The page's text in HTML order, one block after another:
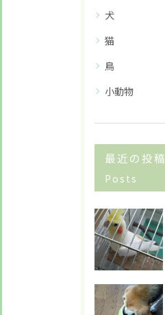
犬
猫
鳥
小動物
最近の投稿
Posts